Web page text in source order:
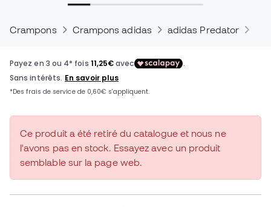
Crampons Crampons adidas adidas Predator
Ce produit a été retiré du catalogue et nous ne
l'avons pas en stock. Essayez avec un produit
semblable sur la page web.